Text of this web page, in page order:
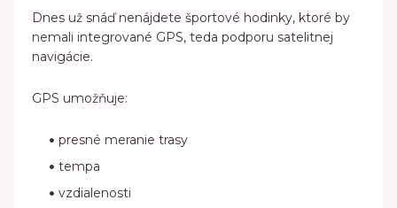
Dnes už snáď nenájdete športové hodinky, ktoré by
nemali integrované GPS, teda podporu satelitnej
navigácie.
GPS umožňuje:
presné meranie trasy
tempa
vzdialenosti